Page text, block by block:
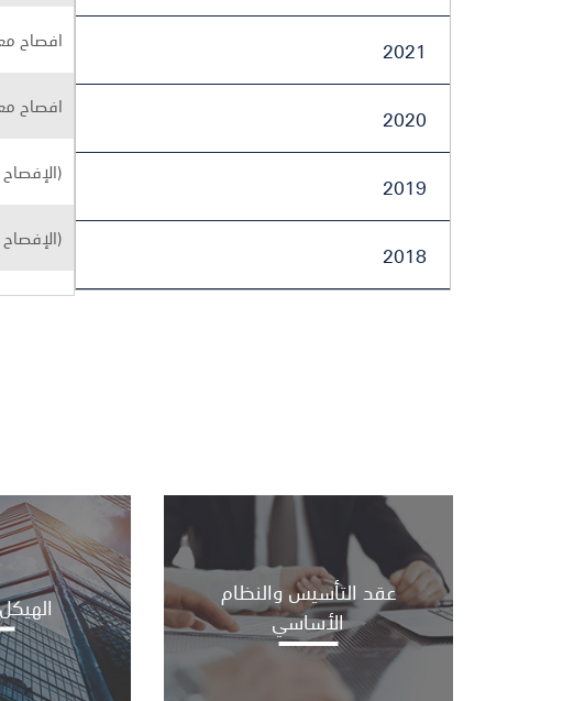
2021
2020
2019
2018
افصاح
افصاح
العرض
(الإفصاح
(الإفصاح
(الإفصاح
عقد التأسيس والنظام
الأساسي